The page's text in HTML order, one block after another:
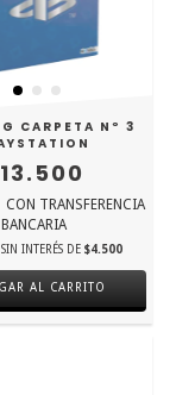
CARPETA Nº 3
CON TRANSFERENCIA
BANCARIA
INTERÉS DE $4.500
AL CARRITO